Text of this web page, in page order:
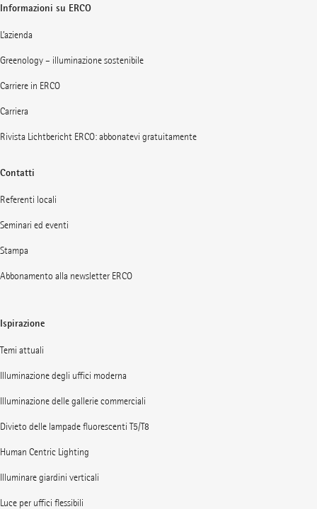
Informazioni su ERCO
L’azienda
Greenology – illuminazione sostenibile
Carriere in ERCO
Carriera
Rivista Lichtbericht ERCO: abbonatevi gratuitamente
Contatti
Referenti locali
Seminari ed eventi
Stampa
Abbonamento alla newsletter ERCO
Ispirazione
Temi attuali
Illuminazione degli uffici moderna
Illuminazione delle gallerie commerciali
Divieto delle lampade fluorescenti T5/T8
Human Centric Lighting
Illuminare giardini verticali
Luce per uffici flessibili